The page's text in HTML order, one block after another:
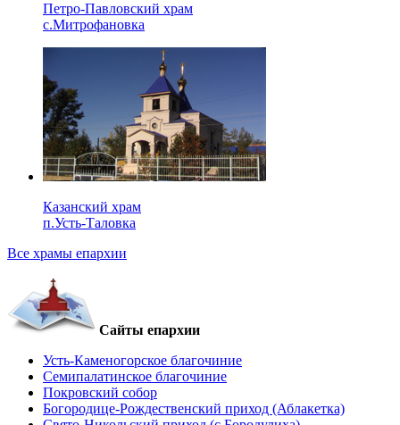
Петро-Павловский храм
с.Митрофановка
Казанский храм
п.Усть-Таловка
Все храмы епархии
Сайты епархии
Усть-Каменогорское благочиние
Семипалатинское благочиние
Покровский собор
Богородице-Рождественский приход (Аблакетка)